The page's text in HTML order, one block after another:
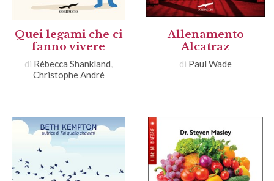
Quei legami che ci
fanno vivere
di Rébecca Shankland
Christophe André
Allenamento
Alcatraz
di Paul Wade